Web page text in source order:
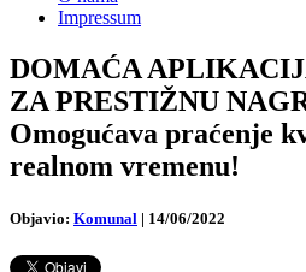
Impressum
DOMAĆA
ZA PRESTIŽNU
Omogućava praćenje
realnom vremenu!
Objavio: Komunal | 14/06/2022